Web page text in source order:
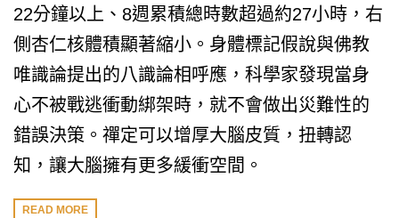
22分鐘以上、8週累積總時數超過約27小時，右
側杏仁核體積顯著縮小。身體標記假說與佛教
唯識論提出的八識論相呼應，科學家發現當身
心不被戰逃衝動綁架時，就不會做出災難性的
錯誤決策。禪定可以增厚大腦皮質，扭轉認
知，讓大腦擁有更多緩衝空間。
READ MORE